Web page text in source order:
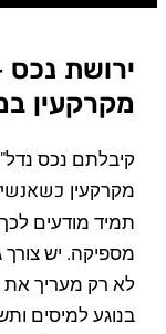
ירושת
מקרקעין
קיבלתם נכס
מקרקעין
תמיד מודעים
מספיקה. יש
לא רק מעריך את
בנוגע למיסים